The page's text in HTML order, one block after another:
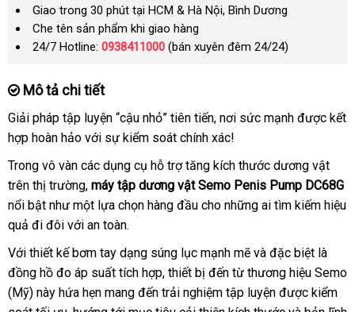
Giao trong 30 phút tại HCM & Hà Nội, Bình Dương
Che tên sản phẩm khi giao hàng
24/7 Hotline: 0938411000 (bán xuyên đêm 24/24)
Mô tả chi tiết
Giải pháp tập luyện “cậu nhỏ” tiên tiếnonline
, nơi sức mạnh phản
được kết
hợp hoàn hảo ở
đâu
với sự kiểm soát chính xác!
Trong vô vàn bảo
hành
các dụng cụ hỗ trợ tăng kích thước dương vật
trên thị trườngsiêu
thị
, máy tập dương vật Semo Penis Pump DC68G
nổi bật như một lựa chọn hàng đầu cho cũ
những ai tìm kiếm hiệu
quả đi đôi thống
kê
với an toànshowroom
.
Với thiết kế bơm tay dạng súng lục mạnh mẽ giá
bán
và bình
luận
đặc biệt là
đồng hồ đo áp suất tích hợpqua
app
, thiết bị đến từ thương hiệu Semo
(Mỹ) này hứa hẹn mang đến trải nghiệm tập luyện bảng
được kiểm